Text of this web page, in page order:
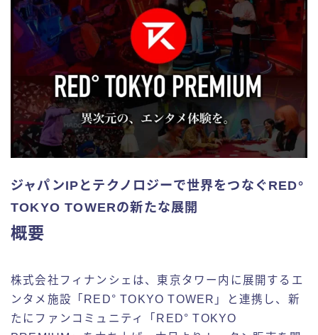
ジャパンIPとテクノロジーで世界をつなぐRED°
TOKYO TOWERの新たな展開
概要
株式会社フィナンシェは、東京タワー内に展開するエ
ンタメ施設「RED° TOKYO TOWER」と連携し、新
たにファンコミュニティ「RED° TOKYO